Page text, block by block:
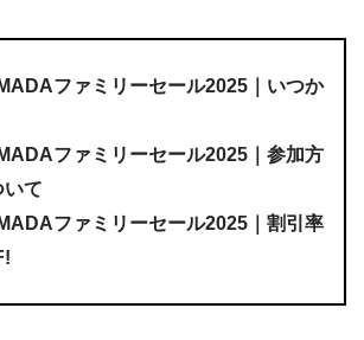
ファミリーセール2025｜いつか
ファミリーセール2025｜参加方
いて
ファミリーセール2025｜割引率